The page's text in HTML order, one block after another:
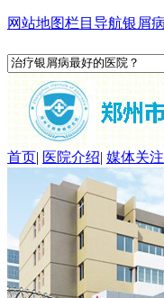
网站地图栏目导航银屑病
首页| 医院介绍| 媒体关注